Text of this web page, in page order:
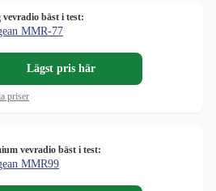
vevradio bäst i test:
MMR-77
Lägst pris här
priser
vevradio bäst i test:
MMR99